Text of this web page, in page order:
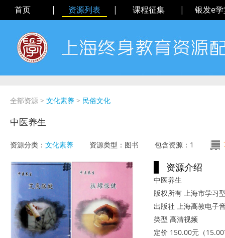
首页 | 资源列表 | 课程征集 | 银发e
全部资源 > 文化素养 > 民俗文化
中医养生
资源分类： 文化素养 资源类型： 图书 包含资源： 1
资源介绍
中医养生
版权所有 上海市学习
出版社 上海高教电子
类型 高清视频
定价 150.00元（